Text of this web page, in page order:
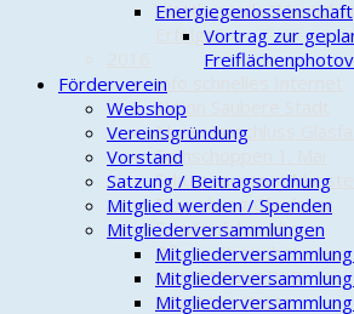
Wettbewerb "Menschen
Erfolge"
Info schnelles Internet
Aktion Saubere Stadt
Musteranschluss
Frühschoppen 1. Mai
Schützenumzug Munster
Einweihung Glasfaser
Familienfahrradtour
Pflege Streuobstwiese
Besichtigung DLR
Adventsexpress
Energiegenossenschaft
Vortrag zur
Förderverein
Webshop
Vereinsgründung
Vorstand
Satzung / Beitragsordnung
Mitglied werden / Spenden
Mitgliederversammlungen